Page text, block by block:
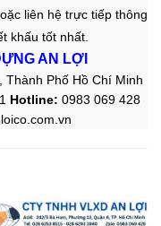
liên hệ trực tiếp thông
khấu tốt nhất.
AN LỢI
Thành Phố Hồ Chí Minh
Hotline: 0983 069 428